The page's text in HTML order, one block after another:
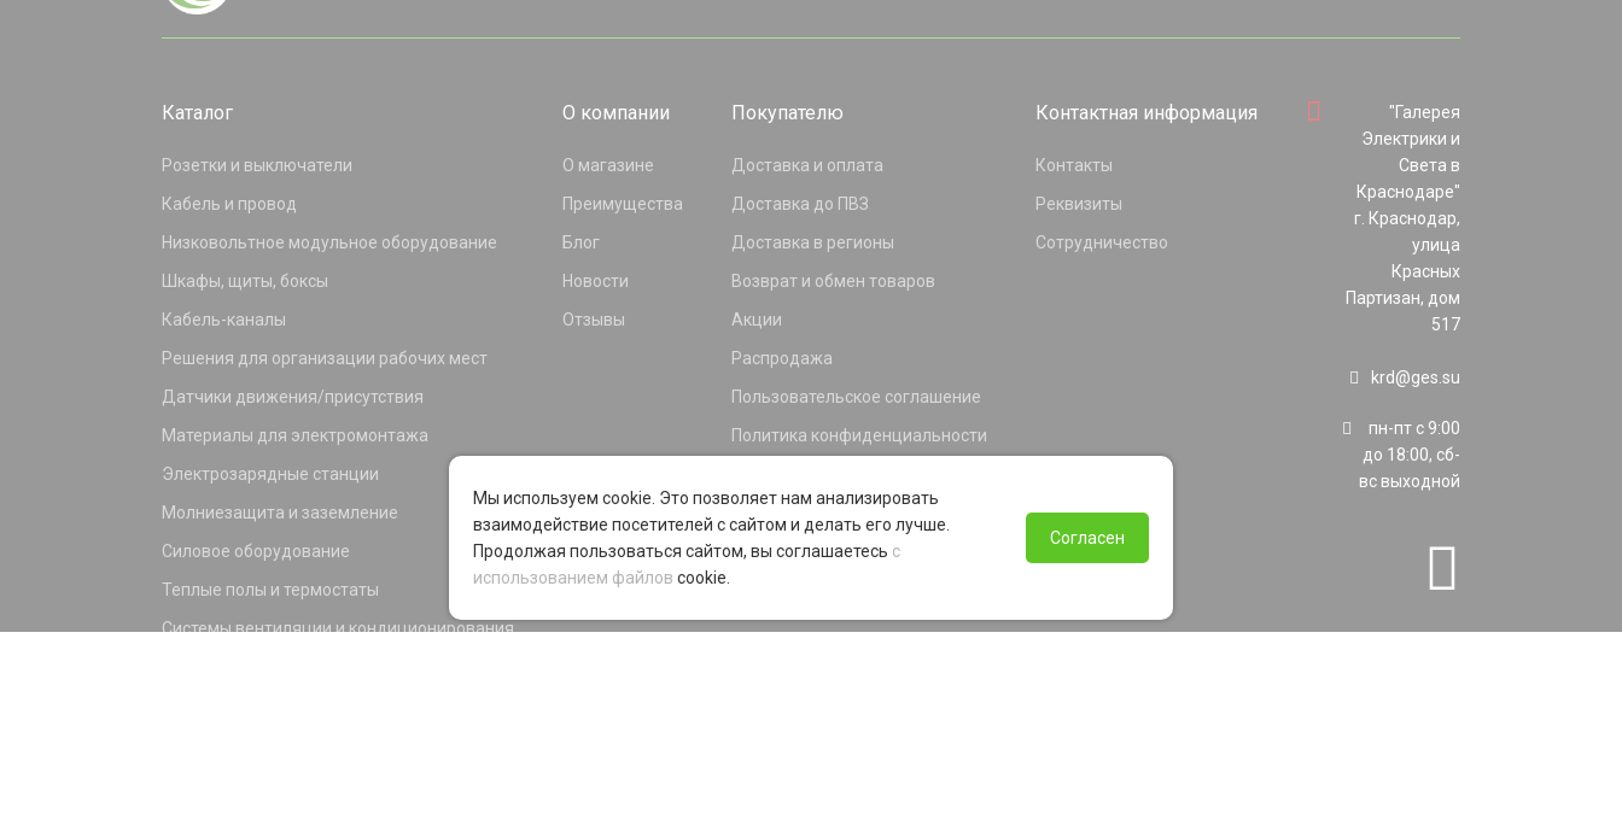
Каталог
Розетки и выключатели
Кабель и провод
Низковольтное модульное оборудование
Шкафы, щиты, боксы
Кабель-каналы
Решения для организации рабочих мест
Датчики движения/присутствия
Материалы для электромонтажа
Электрозарядные станции
Молниезащита и заземление
Силовое оборудование
Теплые полы и термостаты
Системы вентиляции и кондиционирования
О компании
О магазине
Преимущества
Блог
Новости
Отзывы
Покупателю
Доставка и оплата
Доставка до ПВЗ
Доставка в регионы
Возврат и обмен товаров
Акции
Распродажа
Пользовательское соглашение
Политика конфиденциальности
Программа лояльности
Контактная информация
Контакты
Реквизиты
Сотрудничество
"Галерея
Электрики и
Света в
Краснодаре"
г. Краснодар,
улица
Красных
Партизан, дом
517
krd@ges.su
пн-пт с 9:00
до 18:00, сб-
вс выходной
Мы используем cookie. Это позволяет нам анализировать
взаимодействие посетителей с сайтом и делать его лучше.
Продолжая пользоваться сайтом, вы соглашаетесь с
использованием файлов cookie.
Согласен